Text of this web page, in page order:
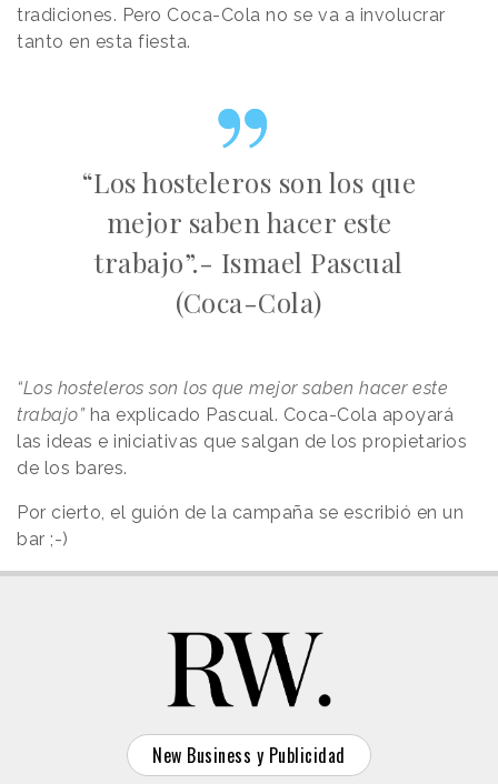
tradiciones. Pero Coca-Cola no se va a involucrar
tanto en esta fiesta.
“Los hosteleros son los que
mejor saben hacer este
trabajo”.- Ismael Pascual
(Coca-Cola)
“Los hosteleros son los que mejor saben hacer este
trabajo”ha explicado Pascual. Coca-Cola apoyará
las ideas e iniciativas que salgan de los propietarios
de los bares.
Por cierto, el guión de la campaña se escribió en un
bar ;-)
New Business y Publicidad